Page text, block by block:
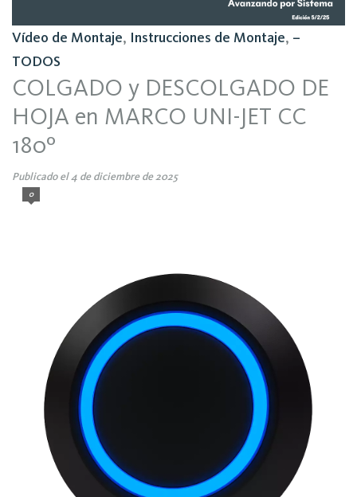
Vídeo de Montaje, Instrucciones de Montaje, –
TODOS
COLGADO y DESCOLGADO DE
HOJA en MARCO UNI-JET CC
180º
Publicado el 4 de diciembre de 2025
0